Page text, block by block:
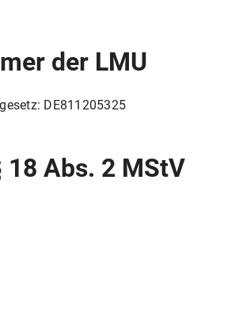
der LMU
DE811205325
Abs. 2 MStV